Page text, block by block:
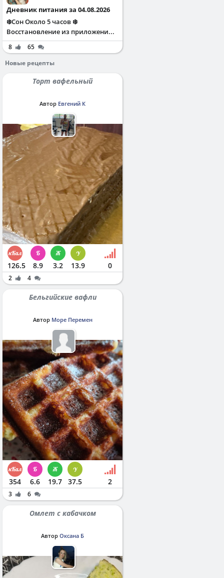
Дневник питания за 04.08.2026
❄️Сон Около 5 часов ❄️
Восстановление из приложени...
8
65
Новые рецепты
Торт вафельный
Автор Евгений К
126.5 8.9 3.2 13.9 0
2 4
Бельгийские вафли
Автор Море Перемен
354 6.6 19.7 37.5 2
3 6
Омлет с кабачком
Автор Оксана Б